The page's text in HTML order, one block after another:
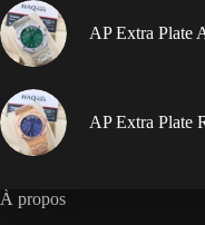
AP Extra Plate
AP Extra Plate
À propos